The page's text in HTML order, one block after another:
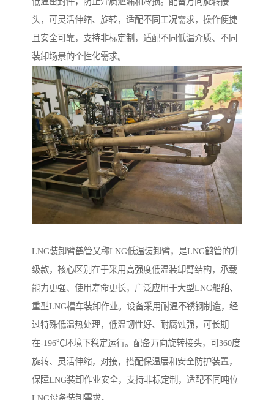
头，可灵活伸缩、旋转，适配不同工况需求，操作便捷
且安全可靠，支持非标定制，适配不同低温介质、不同
装卸场景的个性化需求。
LNG装卸臂鹤管又称LNG低温装卸臂，是LNG鹤管的升
级款，核心区别在于采用高强度低温装卸臂结构，承载
能力更强、使用寿命更长，广泛应用于大型LNG船舶、
重型LNG槽车装卸作业。设备采用耐温不锈钢制造，经
过特殊低温热处理，低温韧性好、耐腐蚀强，可长期
在-196℃环境下稳定运行。配备万向旋转接头，可360度
旋转、灵活伸缩，对接，搭配保温层和安全防护装置，
保障LNG装卸作业安全，支持非标定制，适配不同吨位